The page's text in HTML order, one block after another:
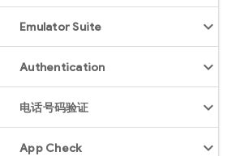
Emulator Suite
Authentication
电话号码验证
App Check